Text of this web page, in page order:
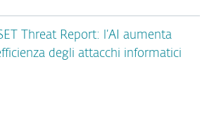
Threat Report: l’AI aumenta
degli attacchi informatici